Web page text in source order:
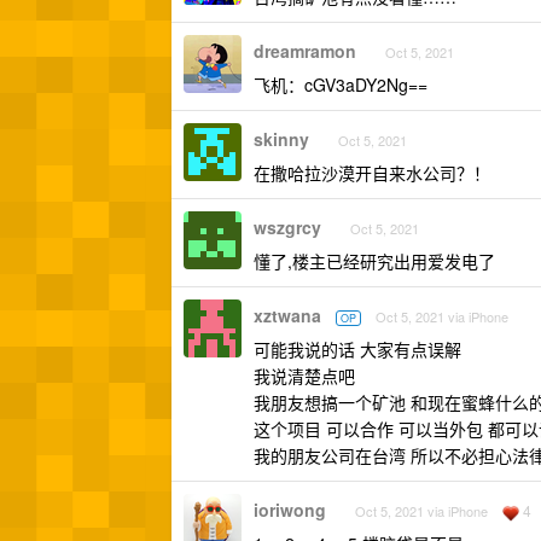
dreamramon Oct 5, 2021
飞机：cGV3aDY2Ng==
skinny Oct 5, 2021
在撒哈拉沙漠开自来水公司？！
wszgrcy Oct 5, 2021
懂了,楼主已经研究出用爱发电了
xztwana OP Oct 5, 2021 via iPhone
可能我说的话 大家有点误解
我说清楚点吧
我朋友想搞一个矿池 和现在蜜蜂什么
这个项目 可以合作 可以当外包 都可
我的朋友公司在台湾 所以不必担心法
ioriwong Oct 5, 2021 via iPhone 4